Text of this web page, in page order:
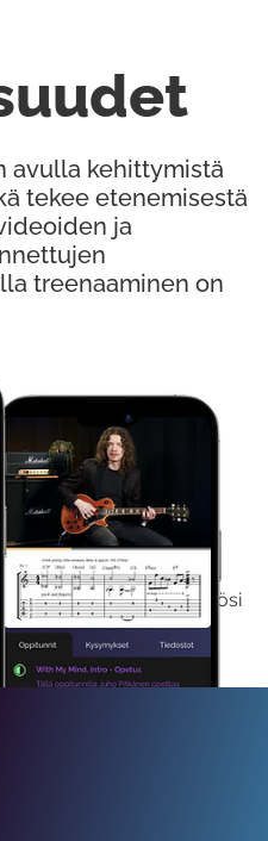
koko sisältömme käyttöösi
avulla kehittymistä
tekee etenemisestä
ja
treenaaminen on